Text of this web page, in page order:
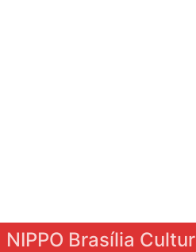
NIPPO Brasília